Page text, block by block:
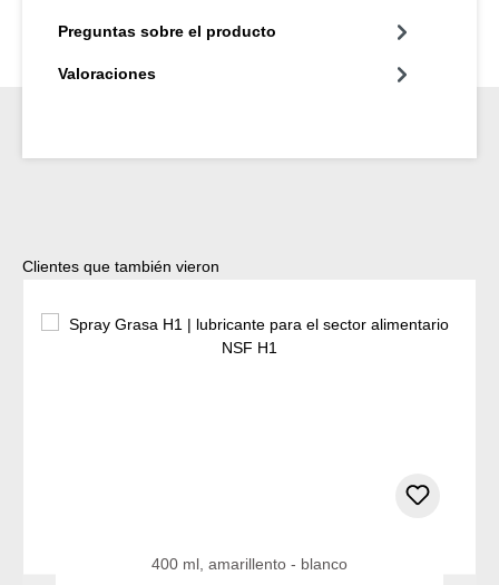
Preguntas sobre el producto
Valoraciones
Omitir la galería de productos
Clientes que también vieron
400 ml, amarillento - blanco